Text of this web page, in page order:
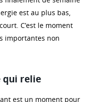
est au plus bas,
C’est le moment
importantes non
qui relie
est un moment pour